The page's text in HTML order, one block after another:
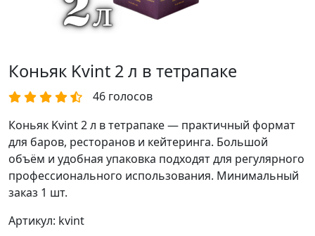
Коньяк Kvint 2 л в тетрапаке
46 голосов
Коньяк Kvint 2 л в тетрапаке — практичный формат
для баров, ресторанов и кейтеринга. Большой
объём и удобная упаковка подходят для регулярного
профессионального использования. Минимальный
заказ 1 шт.
Артикул: kvint